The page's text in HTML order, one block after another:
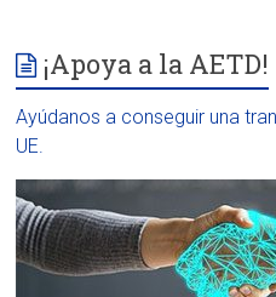
¡Apoya a la AETD!
Ayúdanos a conseguir una
UE.